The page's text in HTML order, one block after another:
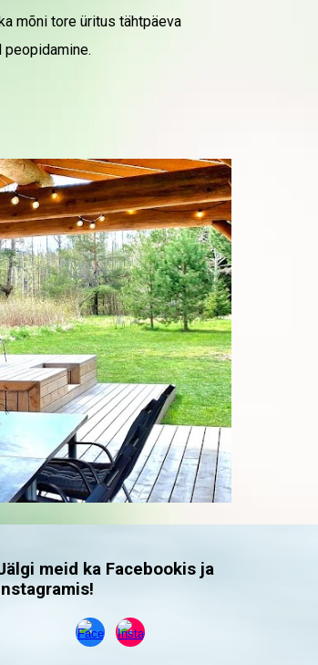
mõni tore üritus tähtpäeva
meid ka Facebookis ja